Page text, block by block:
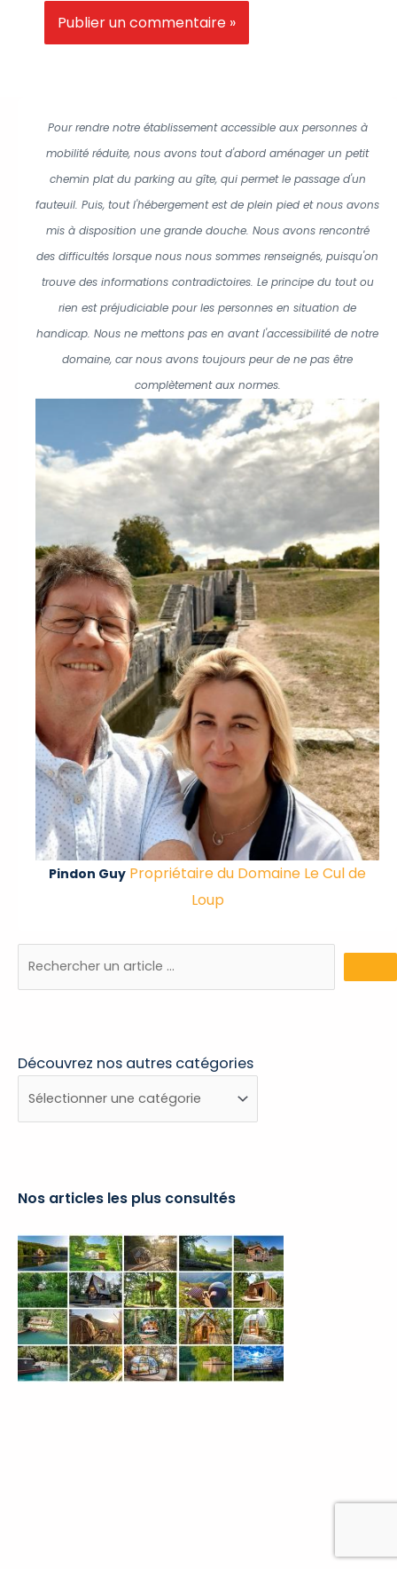
Pour rendre notre établissement accessible aux personnes à
mobilité réduite, nous avons tout d'abord aménager un petit
chemin plat du parking au gîte, qui permet le passage d'un
fauteuil. Puis, tout l'hébergement est de plein pied et nous avons
mis à disposition une grande douche. Nous avons rencontré
des difficultés lorsque nous nous sommes renseignés, puisqu'on
trouve des informations contradictoires. Le principe du tout ou
rien est préjudiciable pour les personnes en situation de
handicap. Nous ne mettons pas en avant l'accessibilité de notre
domaine, car nous avons toujours peur de ne pas être
complètement aux normes.
Pindon Guy Propriétaire du Domaine Le Cul de
Loup
Découvrez nos autres catégories
Nos articles les plus consultés